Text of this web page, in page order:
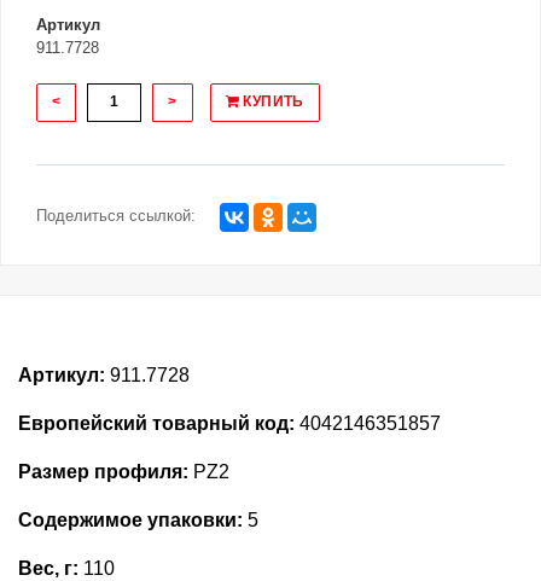
Артикул
911.7728
< > КУПИТЬ
Поделиться ссылкой:
Артикул: 911.7728
Европейский товарный код: 4042146351857
Размер профиля: PZ2
Содержимое упаковки: 5
Вес, г: 110